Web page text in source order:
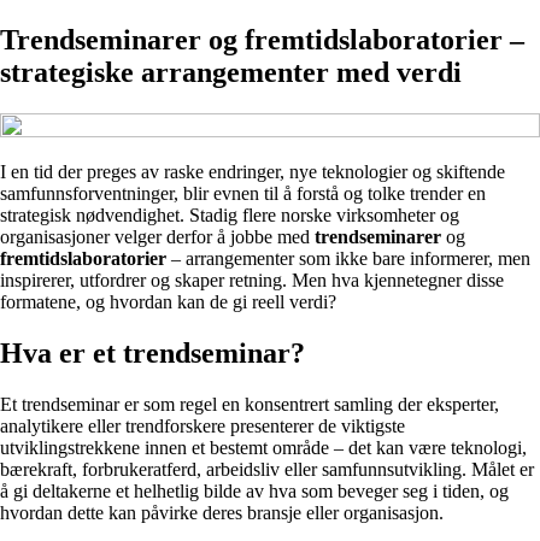
Trendseminarer og fremtidslaboratorier –
strategiske arrangementer med verdi
I en tid der preges av raske endringer, nye teknologier og skiftende
samfunnsforventninger, blir evnen til å forstå og tolke trender en
strategisk nødvendighet. Stadig flere norske virksomheter og
organisasjoner velger derfor å jobbe med trendseminarer og
fremtidslaboratorier – arrangementer som ikke bare informerer, men
inspirerer, utfordrer og skaper retning. Men hva kjennetegner disse
formatene, og hvordan kan de gi reell verdi?
Hva er et trendseminar?
Et trendseminar er som regel en konsentrert samling der eksperter,
analytikere eller trendforskere presenterer de viktigste
utviklingstrekkene innen et bestemt område – det kan være teknologi,
bærekraft, forbrukeratferd, arbeidsliv eller samfunnsutvikling. Målet er
å gi deltakerne et helhetlig bilde av hva som beveger seg i tiden, og
hvordan dette kan påvirke deres bransje eller organisasjon.